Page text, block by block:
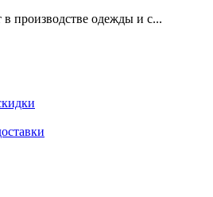
в производстве одежды и с...